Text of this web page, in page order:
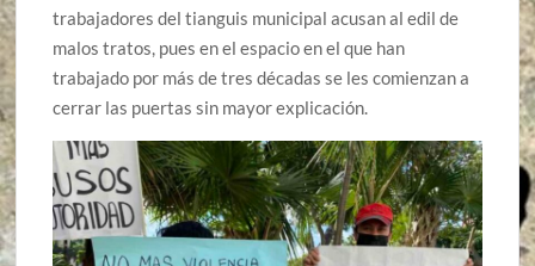
trabajadores del tianguis municipal acusan al edil de
malos tratos, pues en el espacio en el que han
trabajado por más de tres décadas se les comienzan a
cerrar las puertas sin mayor explicación.